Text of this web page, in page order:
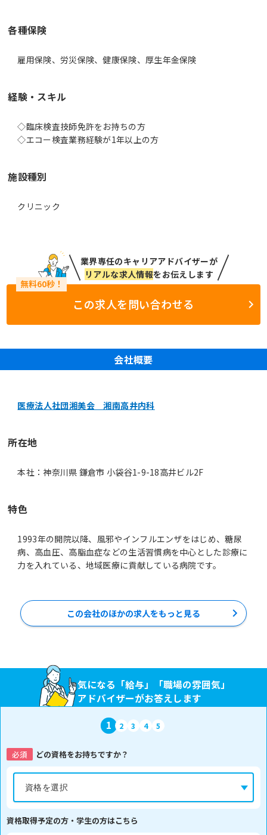
各種保険
雇用保険、労災保険、健康保険、厚生年金保険
経験・スキル
◇臨床検査技師免許をお持ちの方
◇エコー検査業務経験が1年以上の方
施設種別
クリニック
業界専任のキャリアアドバイザーが
リアルな求人情報をお伝えします
この求人を問い合わせる
会社概要
医療法人社団湘美会 湘南高井内科
所在地
本社：神奈川県 鎌倉市 小袋谷1-9-18高井ビル2F
特色
1993年の開院以降、風邪やインフルエンザをはじめ、糖尿
病、高血圧、高脂血症などの生活習慣病を中心とした診療に
力を入れている、地域医療に貢献している病院です。
この会社のほかの求人をもっと見る
気になる「給与」「職場の雰囲気」
アドバイザーがお答えします
1 2 3 4 5
必須 どの資格をお持ちですか？
資格取得予定の方・学生の方はこちら